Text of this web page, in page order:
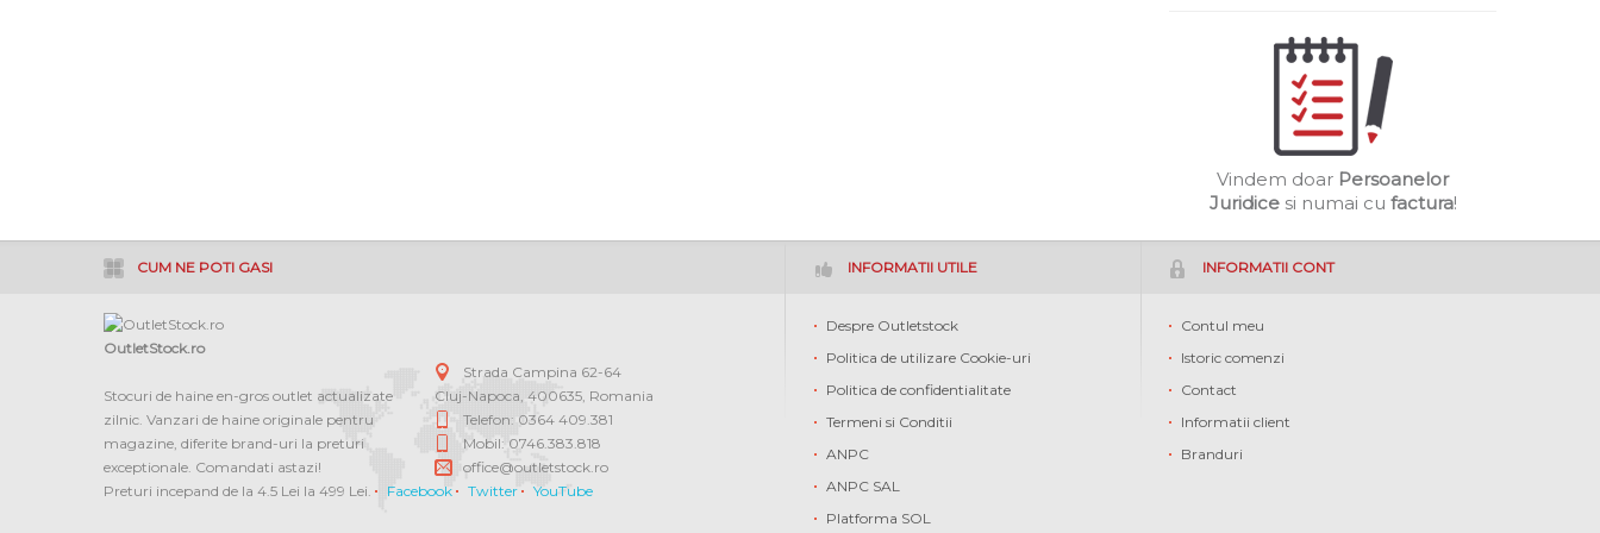
Vindem doar Persoanelor
Juridicesi numai cu factura!
CUM NE POTI GASI
OutletStock.ro
Stocuri de haine en-gros outlet actualizate
zilnic. Vanzari de haine originale pentru
magazine, diferite brand-uri la preturi
exceptionale. Comandati astazi!
Strada Campina 62-64
Cluj-Napoca ,400635 Romania
Telefon: 0364 409.381
Mobil: 0746.383.818
office@outletstock.ro
Preturi incepand de la 4.5 Lei la 499 Lei.
Facebook Twitter YouTube
INFORMATII UTILE
Despre Outletstock
Politica de utilizare Cookie-uri
Politica de confidentialitate
Termeni si Conditii
ANPC
ANPC SAL
Platforma SOL
INFORMATII CONT
Contul meu
Istoric comenzi
Contact
Informatii client
Branduri